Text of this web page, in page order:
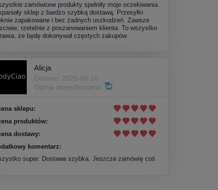
zamówione produkty spełniły moje oczekiwania.
sklep z bardzo szybką dostawą. Przesyłki
zapakowane i bez żadnych uszkodzeń. Zawsze
rzetelnie z poszanowaniem klienta. To wszystko
że będę dokonywał częstych zakupów.
Alicja
Dodano: 2025-05-10
Opinia zweryfikowana
sklepu:
produktów:
dostawy:
komentarz:
super. Dostawa szybka. Jeszcze zamówię coś